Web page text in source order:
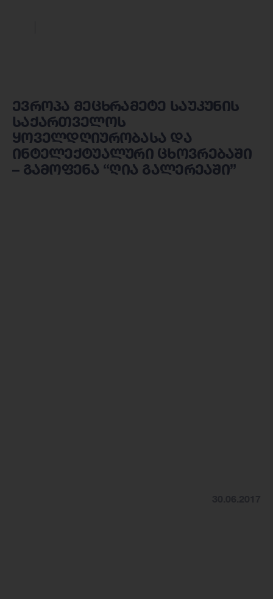
ევროპა მეცხრამეტე საუკუნის
საქართველოს
ყოველდღიურობასა და
ინტელექტუალური ცხოვრებაში
– გამოფენა “ღია გალერეაში”